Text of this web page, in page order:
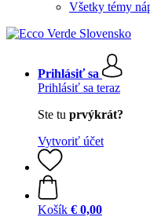
Všetky témy
Prihlásiť sa
Prihlásiť sa teraz
Ste tu prvýkrát?
Vytvoriť účet
Košík € 0,00